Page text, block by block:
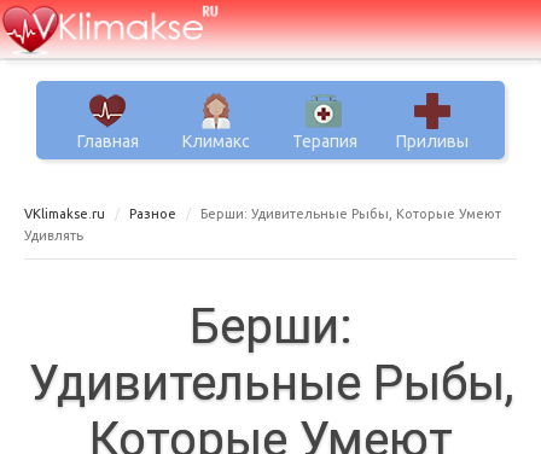
Главная Климакс Терапия Приливы
VKlimakse.ru Разное
Берши: Удивительные Рыбы, Которые Умеют
Удивлять
Берши:
Удивительные Рыбы,
Которые Умеют